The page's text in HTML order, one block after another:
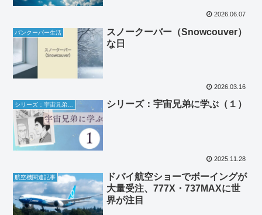
2026.06.07
バンクーバー生活
スノークーバー（Snowcouver）
な日
2026.03.16
シリーズ：宇宙兄弟に学ぶ シリーズ：宇宙兄弟に学ぶ（１）
2025.11.28
航空機関連記事
ドバイ航空ショーでボーイングが
大量受注、777X・737MAXに世
界が注目